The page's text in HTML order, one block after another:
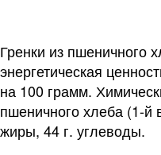
Гренки из пшеничного
энергетическая
на 100 грамм.
пшеничного хлеба (1-й
жиры, 44 г. углеводы.